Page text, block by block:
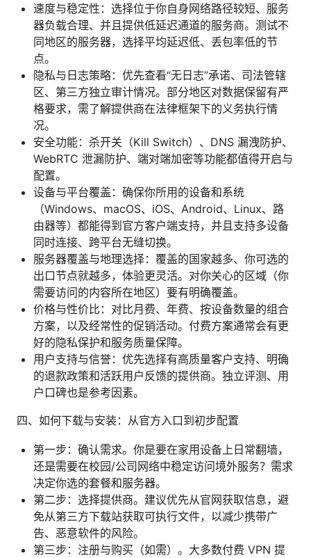
速度与稳定性：选择位于你自身网络路径较短、服务
器负载合理、并且提供低延迟通道的服务商。测试不
同地区的服务器，选择平均延迟低、丢包率低的节
点。
隐私与日志策略：优先查看“无日志”承诺、司法管辖
区、第三方独立审计情况。部分地区对数据保留有严
格要求，需了解提供商在法律框架下的义务执行情
况。
安全功能：杀开关（Kill Switch）、DNS 漏洩防护、
WebRTC 泄漏防护、端对端加密等功能都值得开启与
配置。
设备与平台覆盖：确保你所用的设备和系统
（Windows、macOS、iOS、Android、Linux、路
由器等）都能得到官方客户端支持，并且支持多设备
同时连接、跨平台无缝切换。
服务器覆盖与地理选择：覆盖的国家越多、你可选的
出口节点就越多，体验更灵活。对你关心的区域（你
需要访问的内容所在地区）要有明确覆盖。
价格与性价比：对比月费、年费、按设备数量的组合
方案，以及经常性的促销活动。付费方案通常会有更
好的隐私保护和服务质量保障。
用户支持与信誉：优先选择有高质量客户支持、明确
的退款政策和活跃用户反馈的提供商。独立评测、用
户口碑也是参考因素。
四、如何下载与安装：从官方入口到初步配置
第一步：确认需求。你是要在家用设备上日常翻墙，
还是需要在校园/公司网络中稳定访问境外服务？需求
决定你选的套餐和服务器。
第二步：选择提供商。建议优先从官网获取信息，避
免从第三方下载站获取可执行文件，以减少携带广
告、恶意软件的风险。
第三步：注册与购买（如需）。大多数付费 VPN 提